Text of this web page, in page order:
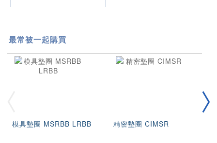
最常被一起購買
模具墊圈 MSRBB LRBB 精密墊圈 CIMSR